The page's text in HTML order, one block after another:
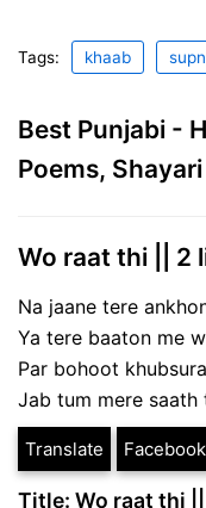
Tags: khaab
Best Punjabi -
Poems,
Wo raat thi || 2
Na jaane tere
Ya tere baaton me
Par bohoot
Jab tum mere saath
Translate Facebook
Title: Wo raat thi